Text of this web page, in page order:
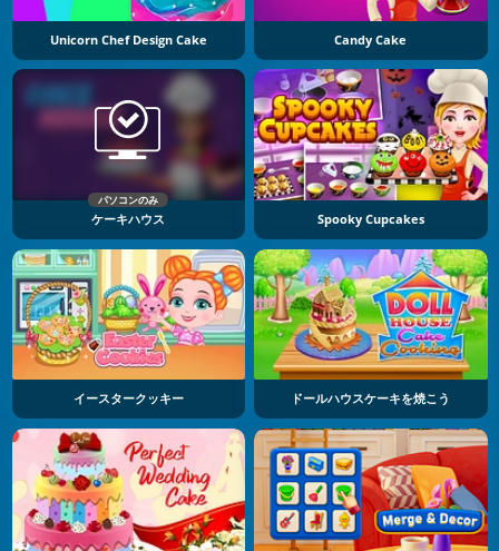
Unicorn Chef Design Cake Candy Cake
パソコンのみ
ケーキハウス Spooky Cupcakes
イースタークッキー ドールハウスケーキを焼こう